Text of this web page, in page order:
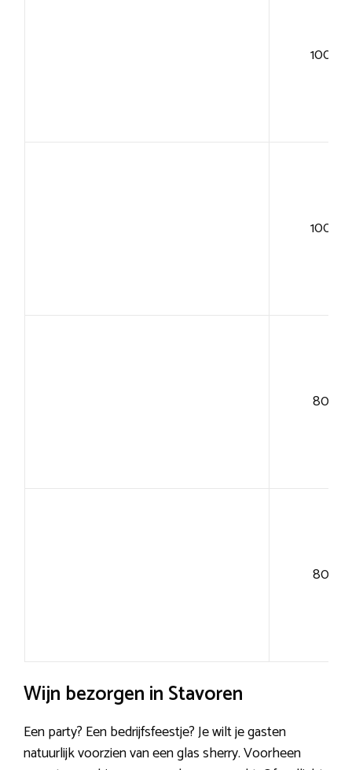
100+
100+
80+
80+
Wijn bezorgen in Stavoren
Een party? Een bedrijfsfeestje? Je wilt je gasten
natuurlijk voorzien van een glas sherry. Voorheen